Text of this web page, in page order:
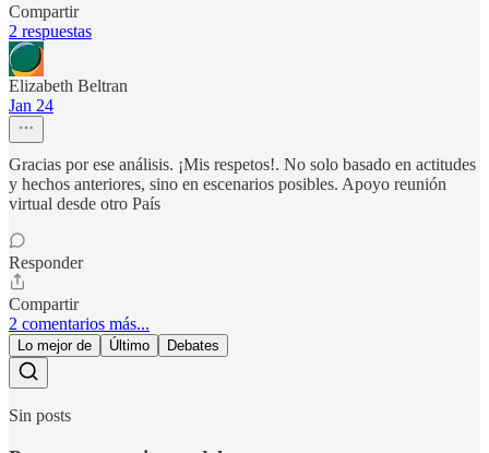
Compartir
2 respuestas
Elizabeth Beltran
Jan 24
Gracias por ese análisis. ¡Mis respetos!. No solo basado en actitudes
y hechos anteriores, sino en escenarios posibles. Apoyo reunión
virtual desde otro País
Responder
Compartir
2 comentarios más...
Lo mejor de Último Debates
Sin posts